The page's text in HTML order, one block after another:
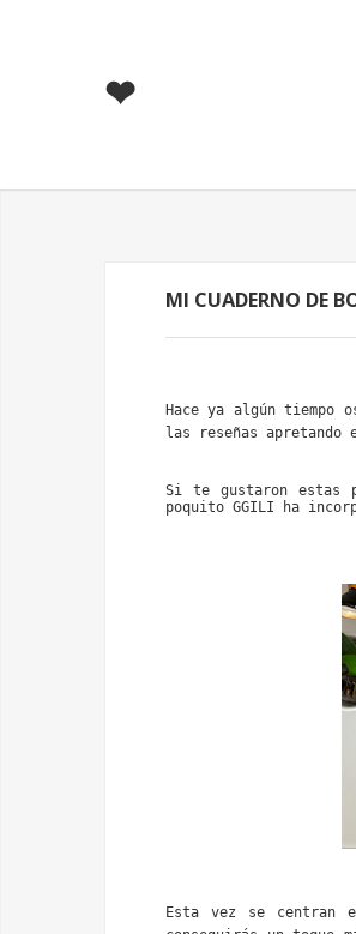
❤
MI CUADERNO DE
Hace ya algún tiempo
las reseñas apretando
Si te gustaron estas
poquito GGILI ha
Esta vez se centran